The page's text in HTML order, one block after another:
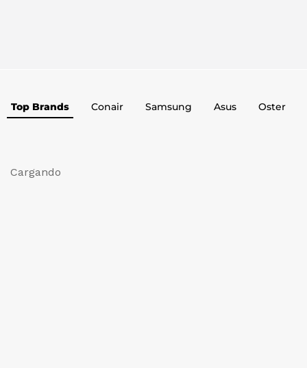
Top Brands Conair Samsung Asus Oster
Cargando